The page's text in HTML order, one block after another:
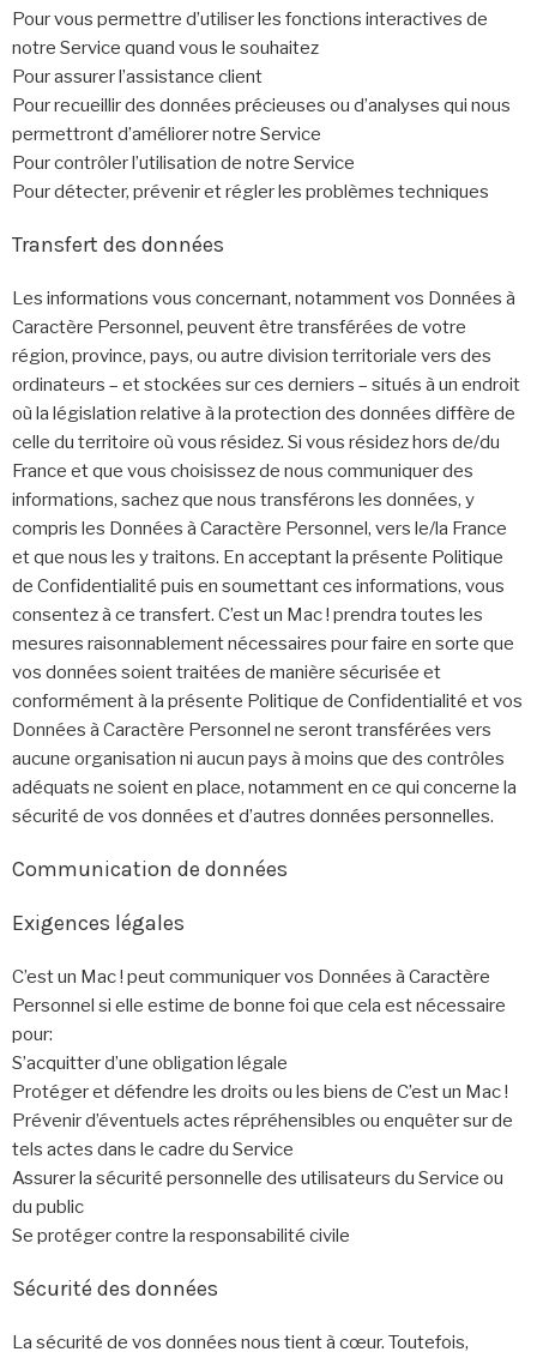
Pour vous permettre d’utiliser les fonctions interactives de
notre Service quand vous le souhaitez
Pour assurer l’assistance client
Pour recueillir des données précieuses ou d’analyses qui nous
permettront d’améliorer notre Service
Pour contrôler l’utilisation de notre Service
Pour détecter, prévenir et régler les problèmes techniques
Transfert des données
Les informations vous concernant, notamment vos Données à
Caractère Personnel, peuvent être transférées de votre
région, province, pays, ou autre division territoriale vers des
ordinateurs – et stockées sur ces derniers – situés à un endroit
où la législation relative à la protection des données diffère de
celle du territoire où vous résidez. Si vous résidez hors de/du
France et que vous choisissez de nous communiquer des
informations, sachez que nous transférons les données, y
compris les Données à Caractère Personnel, vers le/la France
et que nous les y traitons. En acceptant la présente Politique
de Confidentialité puis en soumettant ces informations, vous
consentez à ce transfert. C’est un Mac ! prendra toutes les
mesures raisonnablement nécessaires pour faire en sorte que
vos données soient traitées de manière sécurisée et
conformément à la présente Politique de Confidentialité et vos
Données à Caractère Personnel ne seront transférées vers
aucune organisation ni aucun pays à moins que des contrôles
adéquats ne soient en place, notamment en ce qui concerne la
sécurité de vos données et d’autres données personnelles.
Communication de données
Exigences légales
C’est un Mac ! peut communiquer vos Données à Caractère
Personnel si elle estime de bonne foi que cela est nécessaire
pour:
S’acquitter d’une obligation légale
Protéger et défendre les droits ou les biens de C’est un Mac !
Prévenir d’éventuels actes répréhensibles ou enquêter sur de
tels actes dans le cadre du Service
Assurer la sécurité personnelle des utilisateurs du Service ou
du public
Se protéger contre la responsabilité civile
Sécurité des données
La sécurité de vos données nous tient à cœur. Toutefois,